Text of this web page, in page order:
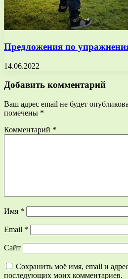
Предложения по
14.06.2022
Добавить комментарий
Ваш адрес email не будет
помечены *
Комментарий *
Имя *
Email *
Сайт
Сохранить моё имя, email и
последующих моих комментариев.